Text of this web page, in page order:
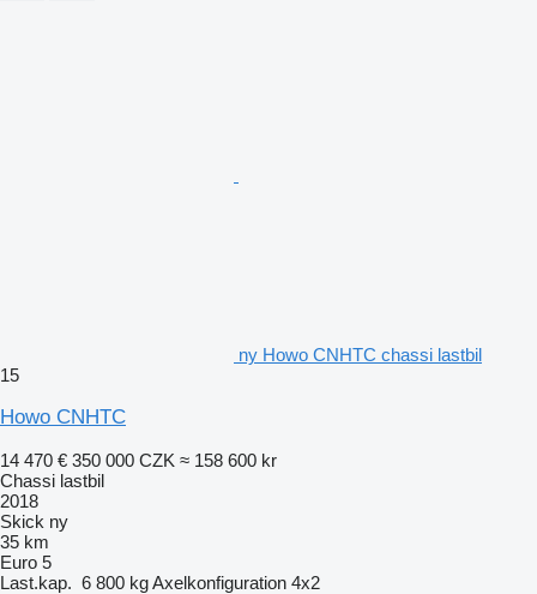
ny Howo CNHTC chassi lastbil
15
Howo CNHTC
14 470 € 350 000 CZK ≈ 158 600 kr
Chassi lastbil
2018
Skick ny
35 km
Euro 5
Last.kap. 6 800 kgAxelkonfiguration 4x2